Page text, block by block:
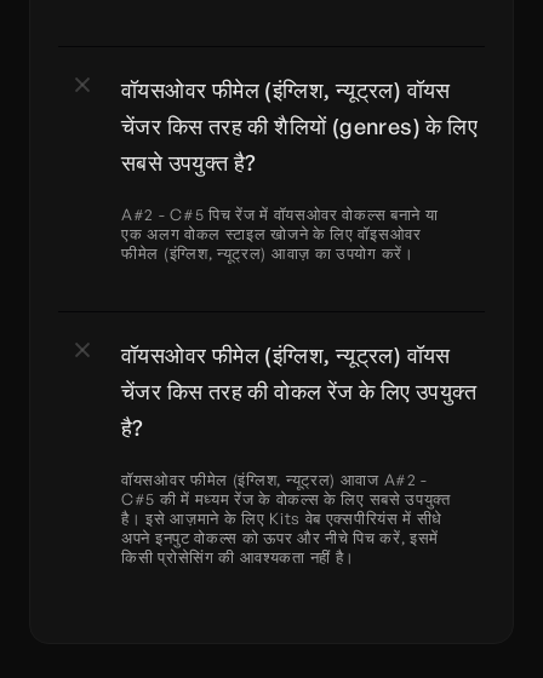
वॉयसओवर फीमेल (इंग्लिश, न्यूट्रल) वॉयस
चेंजर किस तरह की शैलियों (genres) के लिए
सबसे उपयुक्त है?
A#2 - C#5 पिच रेंज में वॉयसओवर वोकल्स बनाने या
एक अलग वोकल स्टाइल खोजने के लिए वॉइसओवर
फीमेल (इंग्लिश, न्यूट्रल) आवाज़ का उपयोग करें।
वॉयसओवर फीमेल (इंग्लिश, न्यूट्रल) वॉयस
चेंजर किस तरह की वोकल रेंज के लिए उपयुक्त
है?
वॉयसओवर फीमेल (इंग्लिश, न्यूट्रल) आवाज A#2 -
C#5 की में मध्यम रेंज के वोकल्स के लिए सबसे उपयुक्त
है। इसे आज़माने के लिए Kits वेब एक्सपीरियंस में सीधे
अपने इनपुट वोकल्स को ऊपर और नीचे पिच करें, इसमें
किसी प्रोसेसिंग की आवश्यकता नहीं है।